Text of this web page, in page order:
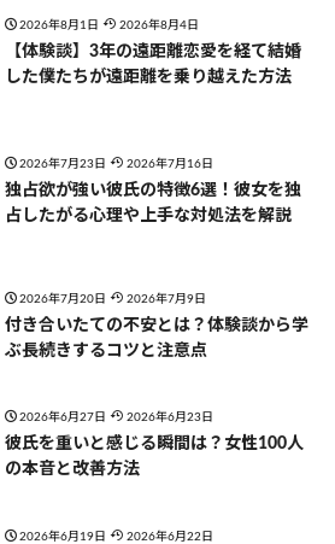
2026年8月1日 2026年8月4日
【体験談】3年の遠距離恋愛を経て結婚
した僕たちが遠距離を乗り越えた方法
2026年7月23日 2026年7月16日
独占欲が強い彼氏の特徴6選！彼女を独
占したがる心理や上手な対処法を解説
2026年7月20日 2026年7月9日
付き合いたての不安とは？体験談から学
ぶ長続きするコツと注意点
2026年6月27日 2026年6月23日
彼氏を重いと感じる瞬間は？女性100人
の本音と改善方法
2026年6月19日 2026年6月22日